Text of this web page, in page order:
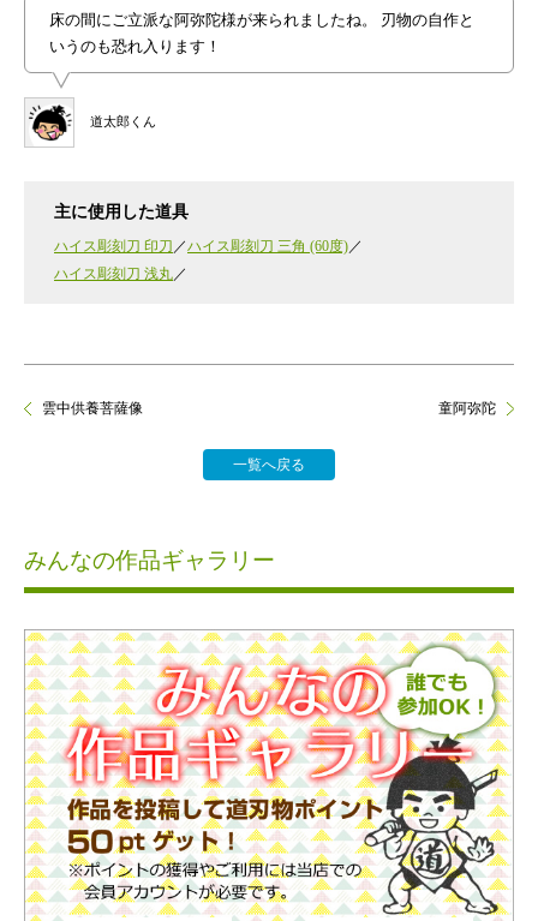
道太郎くん
床の間にご立派な阿弥陀様が来られましたね。 刃物の自作と
いうのも恐れ入ります！
主に使用した道具
ハイス彫刻刀 印刀
ハイス彫刻刀 三角 (60度)
ハイス彫刻刀 浅丸
雲中供養菩薩像
一覧へ戻る
童阿弥陀
みんなの作品ギャラリー